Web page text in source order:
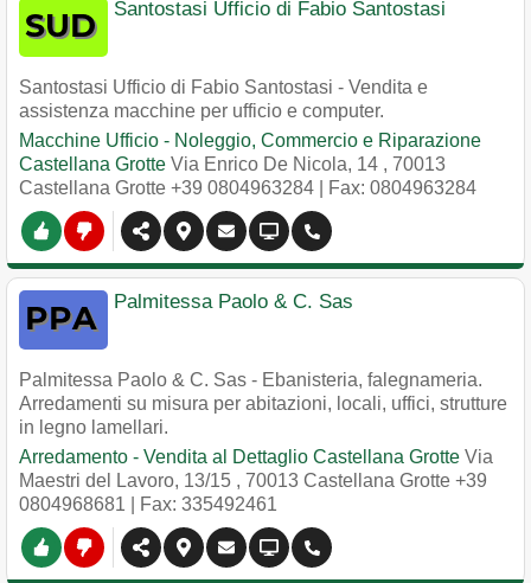
Santostasi Ufficio di Fabio Santostasi
Santostasi Ufficio di Fabio Santostasi - Vendita e
assistenza macchine per ufficio e computer.
Macchine Ufficio - Noleggio, Commercio e Riparazione
Castellana Grotte Via Enrico De Nicola, 14 , 70013
Castellana Grotte +39 0804963284 | Fax: 0804963284
Palmitessa Paolo & C. Sas
Palmitessa Paolo & C. Sas - Ebanisteria, falegnameria.
Arredamenti su misura per abitazioni, locali, uffici, strutture
in legno lamellari.
Arredamento - Vendita al Dettaglio Castellana Grotte Via
Maestri del Lavoro, 13/15 , 70013 Castellana Grotte +39
0804968681 | Fax: 335492461